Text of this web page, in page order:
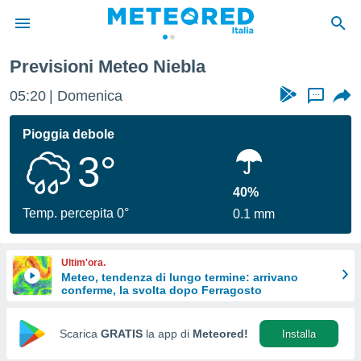
di
per
le
di
Web
Previsioni Meteo Niebla
05:20 Domenica ...
Pioggia debole
3°
Temp. percepita 0°
40%
0.1 mm
Ultim'ora.
Meteo, tendenza di lungo termine: arrivano
conferme, la svolta dopo Ferragosto
Scarica GRATIS la app di Meteored! Installa